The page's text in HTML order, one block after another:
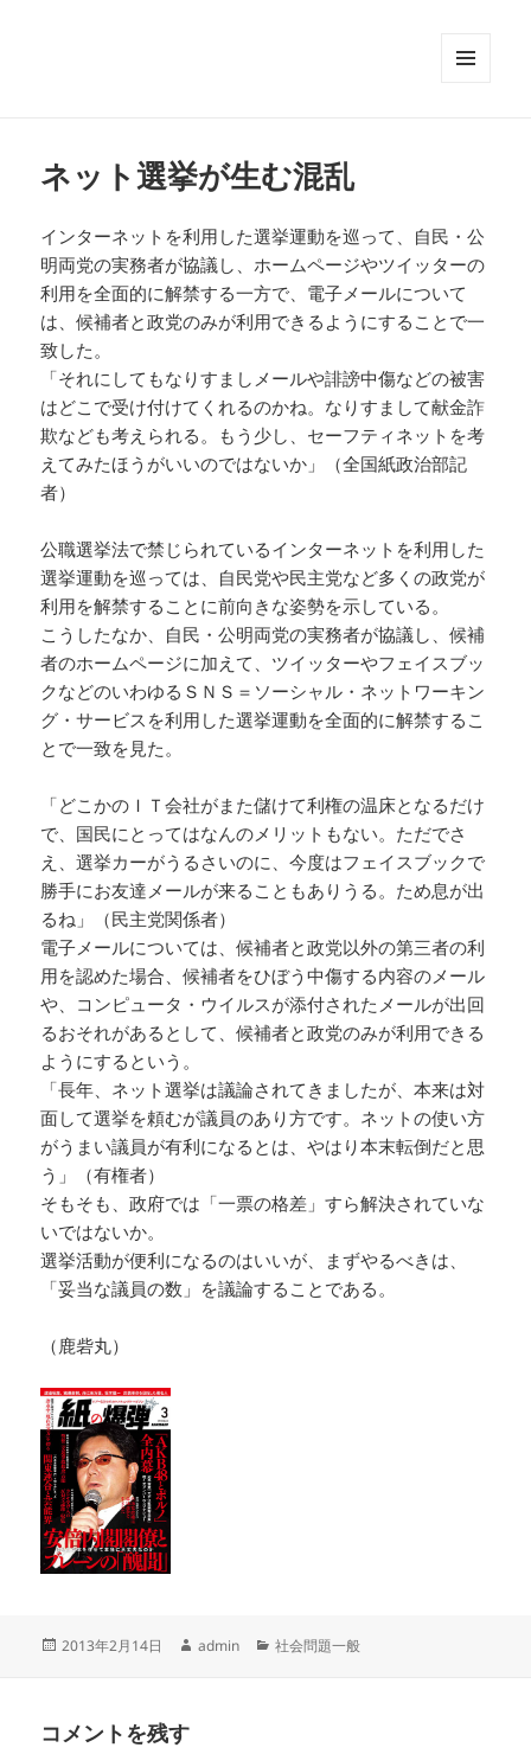
ネット選挙が生む混乱
インターネットを利用した選挙運動を巡って、自民・公
明両党の実務者が協議し、ホームページやツイッターの
利用を全面的に解禁する一方で、電子メールについて
は、候補者と政党のみが利用できるようにすることで一
致した。
「それにしてもなりすましメールや誹謗中傷などの被害
はどこで受け付けてくれるのかね。なりすまして献金詐
欺なども考えられる。もう少し、セーフティネットを考
えてみたほうがいいのではないか」（全国紙政治部記
者）
公職選挙法で禁じられているインターネットを利用した
選挙運動を巡っては、自民党や民主党など多くの政党が
利用を解禁することに前向きな姿勢を示している。
こうしたなか、自民・公明両党の実務者が協議し、候補
者のホームページに加えて、ツイッターやフェイスブッ
クなどのいわゆるＳＮＳ＝ソーシャル・ネットワーキン
グ・サービスを利用した選挙運動を全面的に解禁するこ
とで一致を見た。
「どこかのＩＴ会社がまた儲けて利権の温床となるだけ
で、国民にとってはなんのメリットもない。ただでさ
え、選挙カーがうるさいのに、今度はフェイスブックで
勝手にお友達メールが来ることもありうる。ため息が出
るね」（民主党関係者）
電子メールについては、候補者と政党以外の第三者の利
用を認めた場合、候補者をひぼう中傷する内容のメール
や、コンピュータ・ウイルスが添付されたメールが出回
るおそれがあるとして、候補者と政党のみが利用できる
ようにするという。
「長年、ネット選挙は議論されてきましたが、本来は対
面して選挙を頼むが議員のあり方です。ネットの使い方
がうまい議員が有利になるとは、やはり本末転倒だと思
う」（有権者）
そもそも、政府では「一票の格差」すら解決されていな
いではないか。
選挙活動が便利になるのはいいが、まずやるべきは、
「妥当な議員の数」を議論することである。
（鹿砦丸）
投
2013年2月14日
作
admin
カ
社会問題一般
コメントを残す